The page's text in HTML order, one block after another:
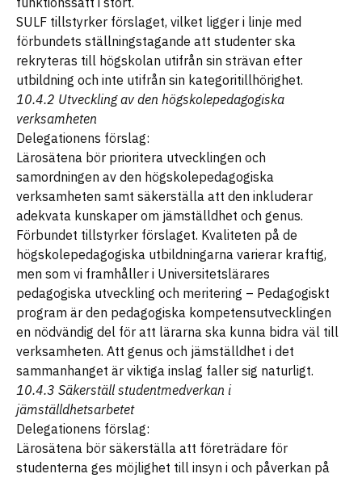
SULF tillstyrker förslaget, vilket ligger i linje med
förbundets ställningstagande att studenter ska
rekryteras till högskolan utifrån sin strävan efter
utbildning och inte utifrån sin kategoritillhörighet.
10.4.2 Utveckling av den högskolepedagogiska
verksamheten
Delegationens förslag:
Lärosätena bör prioritera utvecklingen och
samordningen av den högskolepedagogiska
verksamheten samt säkerställa att den inkluderar
adekvata kunskaper om jämställdhet och genus.
Förbundet tillstyrker förslaget. Kvaliteten på de
högskolepedagogiska utbildningarna varierar kraftig,
men som vi framhåller i Universitetslärares
pedagogiska utveckling och meritering – Pedagogiskt
program är den pedagogiska kompetensutvecklingen
en nödvändig del för att lärarna ska kunna bidra väl till
verksamheten. Att genus och jämställdhet i det
sammanhanget är viktiga inslag faller sig naturligt.
10.4.3 Säkerställ studentmedverkan i
jämställdhetsarbetet
Delegationens förslag:
Lärosätena bör säkerställa att företrädare för
studenterna ges möjlighet till insyn i och påverkan på